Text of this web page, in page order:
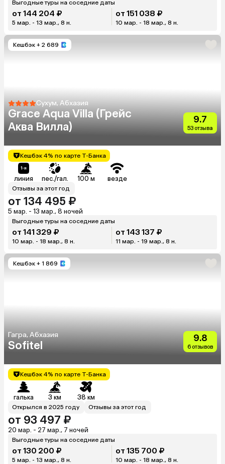
Выгодные туры на соседние даты
от 144 204 ₽
5 мар. - 13 мар., 8 н.
от 151 038 ₽
10 мар. - 18 мар., 8 н.
Кешбэк + 2 689
Сухум, Абхазия
Grace Aqua Villa (Грейс
Аква Вилла)
9.7
53 отзыва
Кешбэк 4% по карте Т-Банка
линия пес./гал. 100 м везде
Отзывы за этот год
от 134 495 ₽
5 мар. - 13 мар., 8 ночей
Выгодные туры на соседние даты
от 141 329 ₽
10 мар. - 18 мар., 8 н.
от 143 137 ₽
11 мар. - 19 мар., 8 н.
Кешбэк + 1 869
Гагра, Абхазия
Sofitel
9.8
6 отзывов
Кешбэк 4% по карте Т-Банка
галька 3 км 38 км
Открылся в 2025 году Отзывы за этот год
от 93 497 ₽
20 мар. - 27 мар., 7 ночей
Выгодные туры на соседние даты
от 130 200 ₽
5 мар. - 13 мар., 8 н.
от 135 700 ₽
10 мар. - 18 мар., 8 н.